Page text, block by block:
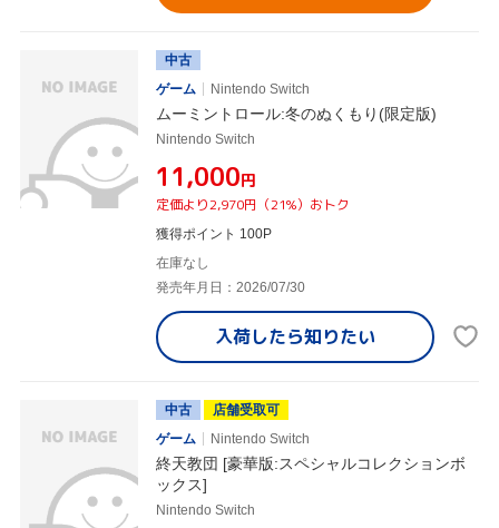
中古
ゲーム
Nintendo Switch
ムーミントロール:冬のぬくもり(限定版)
Nintendo Switch
¥11,000円
定価より2,970円（21%）おトク
獲得ポイント 100P
在庫なし
発売年月日：2026/07/30
入荷したら知りたい
中古
店舗受取可
ゲーム
Nintendo Switch
終天教団 [豪華版:スペシャルコレクションボ
ックス]
Nintendo Switch